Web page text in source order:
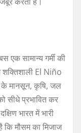
सामान्य गर्मी की
शक्तिशाली El Niño
के मानसून, कृषि, जल
सीधे प्रभावित कर
भारत में भारी
कि मौसम का मिजाज